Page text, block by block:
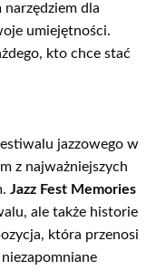
dla
umiejętności.
kto chce stać
jazzowego w
z najważniejszych
Jazz Fest Memories
ale także historie
która przenosi